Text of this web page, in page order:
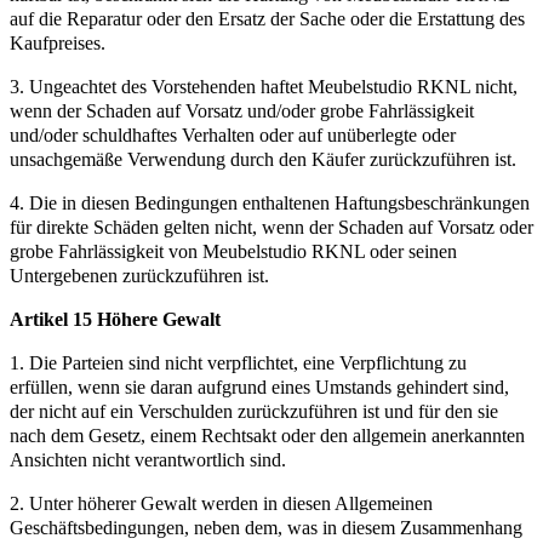
auf die Reparatur oder den Ersatz der Sache oder die Erstattung des
Kaufpreises.
3. Ungeachtet des Vorstehenden haftet Meubelstudio RKNL nicht,
wenn der Schaden auf Vorsatz und/oder grobe Fahrlässigkeit
und/oder schuldhaftes Verhalten oder auf unüberlegte oder
unsachgemäße Verwendung durch den Käufer zurückzuführen ist.
4. Die in diesen Bedingungen enthaltenen Haftungsbeschränkungen
für direkte Schäden gelten nicht, wenn der Schaden auf Vorsatz oder
grobe Fahrlässigkeit von Meubelstudio RKNL oder seinen
Untergebenen zurückzuführen ist.
Artikel 15 Höhere Gewalt
1. Die Parteien sind nicht verpflichtet, eine Verpflichtung zu
erfüllen, wenn sie daran aufgrund eines Umstands gehindert sind,
der nicht auf ein Verschulden zurückzuführen ist und für den sie
nach dem Gesetz, einem Rechtsakt oder den allgemein anerkannten
Ansichten nicht verantwortlich sind.
2. Unter höherer Gewalt werden in diesen Allgemeinen
Geschäftsbedingungen, neben dem, was in diesem Zusammenhang